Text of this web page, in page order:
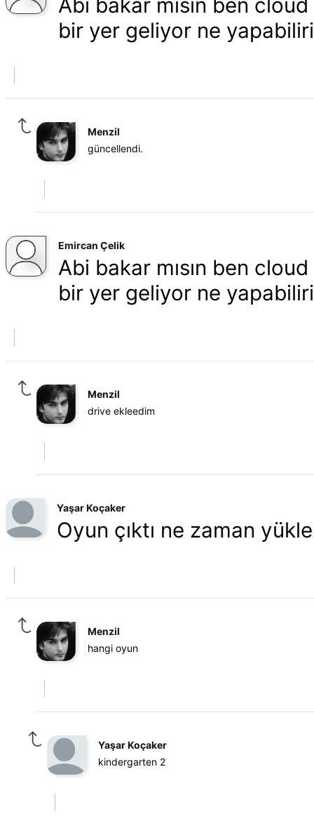
bir yer geliyor ne
Menzil
güncellendi.
Emircan Çelik
Abi bakar mısın ben
bir yer geliyor ne
Menzil
drive ekleedim
Yaşar Koçaker
Oyun çıktı ne zaman
Menzil
hangi oyun
Yaşar Koçaker
kindergarten 2